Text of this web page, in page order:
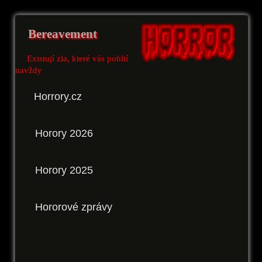
Bereavement
Existují zla, které vás pohltí
navždy
Horrory.cz
Horory 2026
Horory 2025
Hororové zprávy